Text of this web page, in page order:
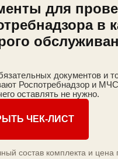
для
в
документов и
Роспотребнадзор и
оставлять не нужно.
ЧЕК-ЛИСТ
состав комплекта и цена